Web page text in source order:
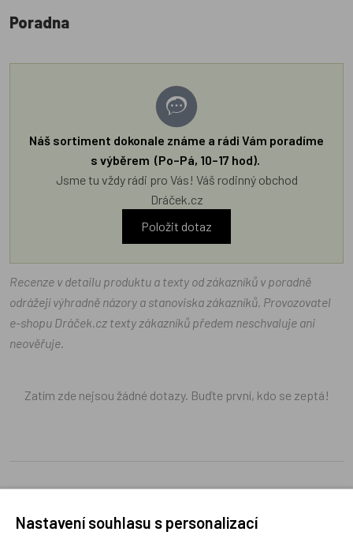
Poradna
Náš sortiment dokonale známe a rádi Vám poradíme
s výběrem (Po–Pá, 10–17 hod).
Jsme tu vždy rádi pro Vás! Váš rodinný obchod
Dráček.cz
Položit dotaz
Recenze v detailu produktu a texty od zákazníků v poradně
odrážejí výhradně názory a stanoviska zákazníků. Provozovatel
e-shopu Dráček.cz texty zákazníků předem neschvaluje ani
neověřuje.
Zatím zde nejsou žádné dotazy. Buďte první, kdo se zeptá!
Recenze
Nastavení souhlasu s personalizací